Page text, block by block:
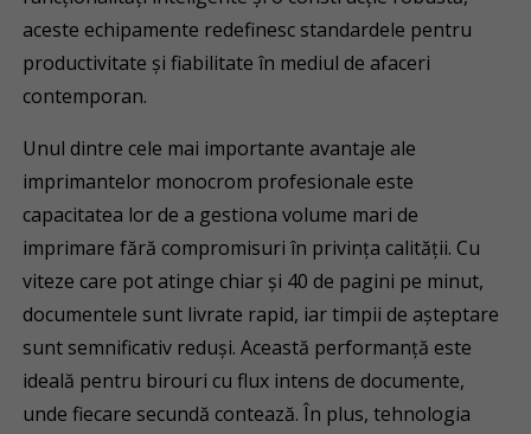
aceste echipamente redefinesc standardele pentru
productivitate și fiabilitate în mediul de afaceri
contemporan.
Unul dintre cele mai importante avantaje ale
imprimantelor monocrom profesionale este
capacitatea lor de a gestiona volume mari de
imprimare fără compromisuri în privința calității. Cu
viteze care pot atinge chiar și 40 de pagini pe minut,
documentele sunt livrate rapid, iar timpii de așteptare
sunt semnificativ reduși. Această performanță este
ideală pentru birouri cu flux intens de documente,
unde fiecare secundă contează. În plus, tehnologia